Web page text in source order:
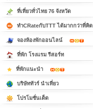
ที่เที่ยวทั่วไทย 76 จังหวัด
ทำCRateกับTTT ได้มากกว่าที่คิด
จองห้องพักออนไลน์
ที่พัก โรงแรม รีสอร์ท
ที่พักแนะนำ
บริษัททัวร์ นำเที่ยว
โปรโมชั่นเด็ด